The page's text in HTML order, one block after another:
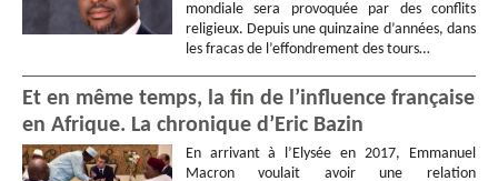
mondiale sera provoquée par des conflits
religieux. Depuis une quinzaine d’années, dans
les fracas de l’effondrement des tours…
Et en même temps, la fin de l’influence française
en Afrique. La chronique d’Eric Bazin
En arrivant à l’Elysée en 2017, Emmanuel
Macron voulait avoir une relation